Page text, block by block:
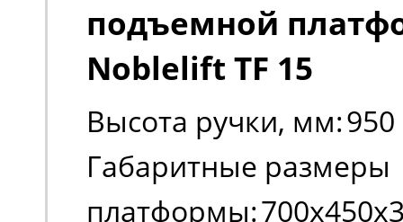
подъемной
Noblelift TF 15
Высота ручки, мм:950
Габаритные размеры
платформы: